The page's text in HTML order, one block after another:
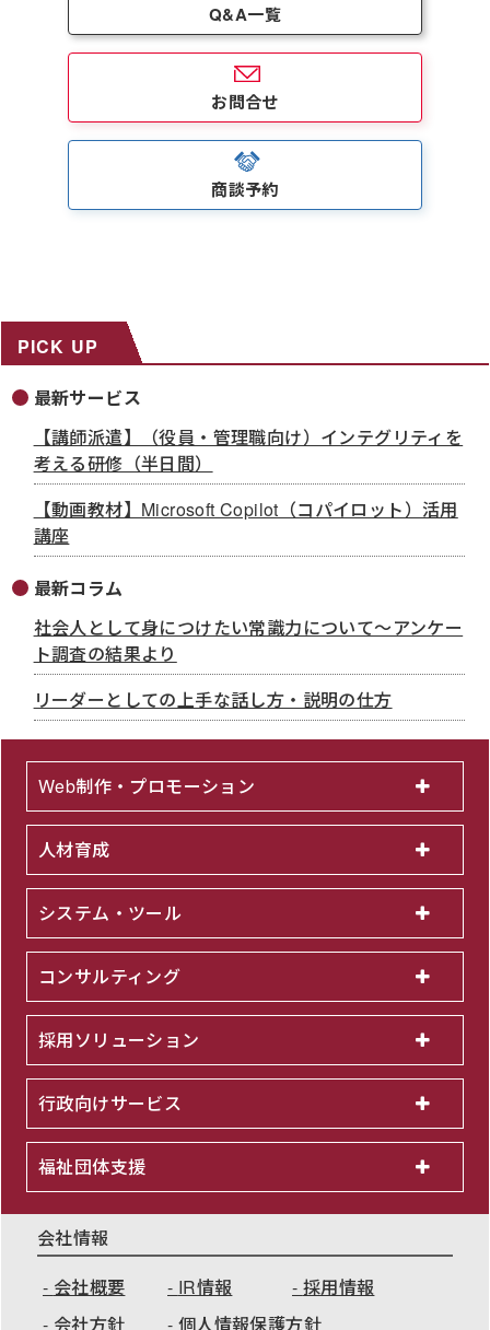
Q&A一覧
お問合せ
商談予約
PICK UP
最新サービス
【講師派遣】（役員・管理職向け）インテグリティを
考える研修（半日間）
【動画教材】Microsoft Copilot（コパイロット）活用
講座
最新コラム
社会人として身につけたい常識力について～アンケー
ト調査の結果より
リーダーとしての上手な話し方・説明の仕方
Web制作・プロモーション
人材育成
システム・ツール
コンサルティング
採用ソリューション
行政向けサービス
福祉団体支援
会社情報
会社概要
IR情報
採用情報
会社方針
個人情報保護方針